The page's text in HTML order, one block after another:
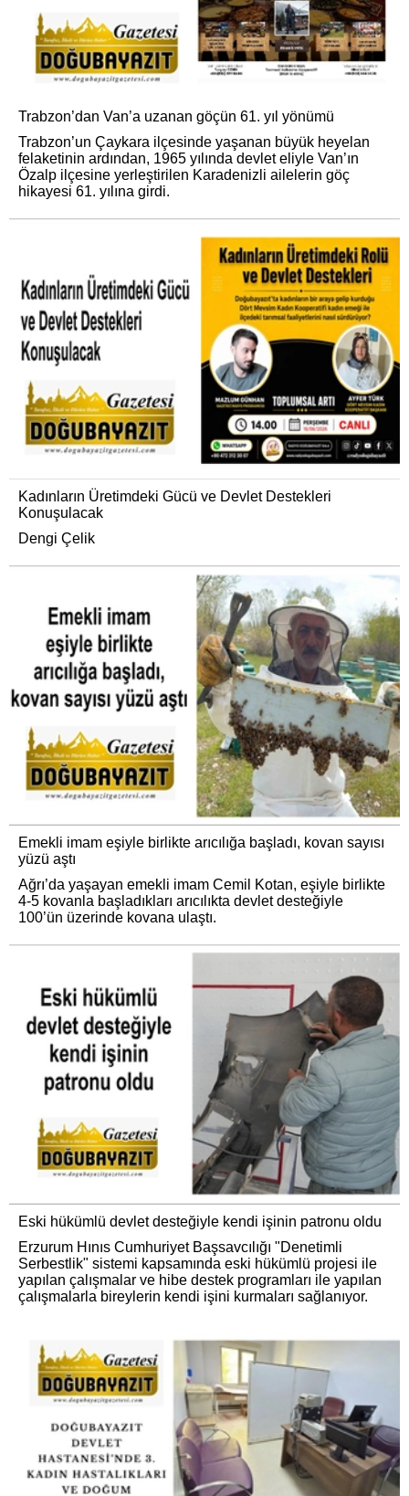
Trabzon’dan Van’a uzanan göçün 61. yıl yönümü
Trabzon’un Çaykara ilçesinde yaşanan büyük heyelan
felaketinin ardından, 1965 yılında devlet eliyle Van’ın
Özalp ilçesine yerleştirilen Karadenizli ailelerin göç
hikayesi 61. yılına girdi.
Kadınların Üretimdeki Gücü ve Devlet Destekleri
Konuşulacak
Dengi Çelik
Emekli imam eşiyle birlikte arıcılığa başladı, kovan sayısı
yüzü aştı
Ağrı’da yaşayan emekli imam Cemil Kotan, eşiyle birlikte
4-5 kovanla başladıkları arıcılıkta devlet desteğiyle
100’ün üzerinde kovana ulaştı.
Eski hükümlü devlet desteğiyle kendi işinin patronu oldu
Erzurum Hınıs Cumhuriyet Başsavcılığı "Denetimli
Serbestlik" sistemi kapsamında eski hükümlü projesi ile
yapılan çalışmalar ve hibe destek programları ile yapılan
çalışmalarla bireylerin kendi işini kurmaları sağlanıyor.